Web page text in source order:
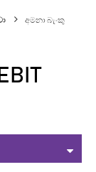
අමනා බැංකු